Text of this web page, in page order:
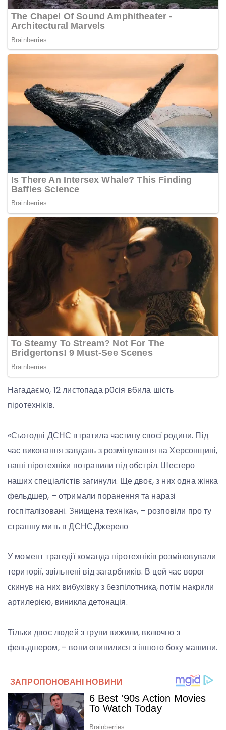
Нагадаємо, 12 листопада р0сія в6ила шість
піротехніків.
«Сьогодні ДСНС втратила частину своєї родини. Під
час виконання завдань з розмінування на Херсонщині,
наші піротехніки потрапили під обстріл. Шестеро
наших спеціалістів загинули. Ще двоє, з них одна жінка
фельдшер, – отримали поранення та наразі
госпіталізовані. Знищена техніка», – розповіли про ту
страшну мить в ДСНС.Джерело
У момент трагедії команда піротехніків розміновували
території, звільнені від загарбників. В цей час ворог
скинув на них вибухівку з безпілотника, потім накрили
артилерією, виникла детонація.
Тільки двоє людей з групи вижили, включно з
фельдшером, – вони опинилися з іншого боку машини.